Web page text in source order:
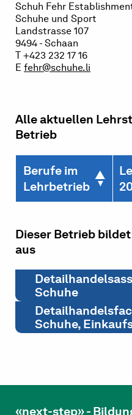
Schuh Fehr
Schuhe und Sport
Landstrasse 107
9494 - Schaan
T +423 232 17 16
E fehr@schuhe.li
Alle aktuellen
Betrieb
Berufe im
Lehrbetrieb
Dieser Betrieb
aus
Schuhe
Schuhe,
«next-step» -